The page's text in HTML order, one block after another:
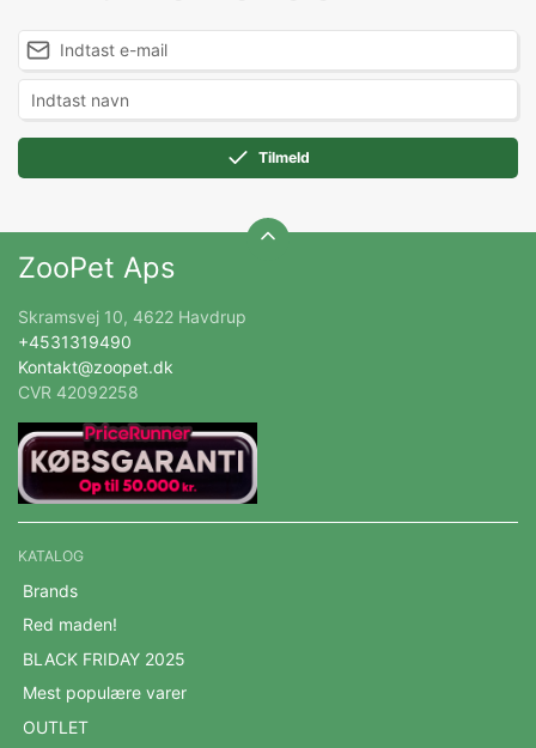
Tilmeld
ZooPet Aps
Skramsvej 10, 4622 Havdrup
+4531319490
Kontakt@zoopet.dk
CVR 42092258
KATALOG
Brands
Red maden!
BLACK FRIDAY 2025
Mest populære varer
OUTLET